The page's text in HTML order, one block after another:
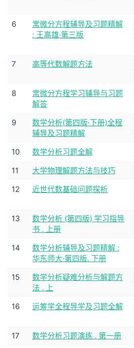
6
常微分方程辅导及习题精解
: 王高雄·第三版
7 高等代数解题方法
8
常微分方程学习辅导与习题
解答
9
数学分析(第四版·下册)全程
辅导及习题精解
10 数学分析习题全解
11
大学物理解题方法与技巧
12
近世代数基础问题探析
13
数学分析 (第四版) 学习指导
书 . 上册
14
数学分析辅导及习题精解 :
华东师大·第四版. 下册
15
数学分析疑难分析与解题方
法 . 上
16 运筹学全程导学及习题全解
17 数学分析习题演练 . 第一册